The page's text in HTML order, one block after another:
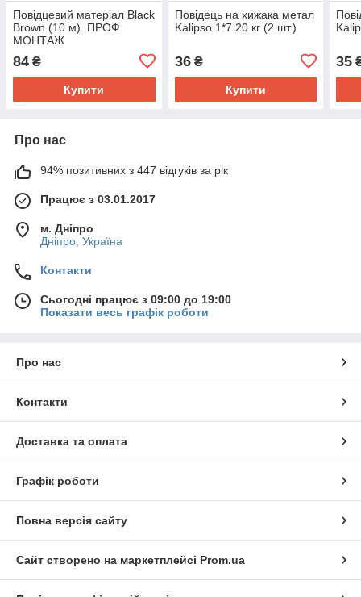
Повідцевий матеріал Black
Brown (10 м). ПРОФ
МОНТАЖ
84 ₴
Купити
Повідець на хижака метал
Kalipso 1*7 20 кг (2 шт.)
36₴
Купити
35
Про нас
94% позитивних з 447 відгуків за рік
Працює з 03.01.2017
м. Дніпро
Дніпро, Україна
Контакти
Сьогодні працює з 09:00 до 19:00
Показати весь графік роботи
Про нас
Контакти
Доставка та оплата
Графік роботи
Повна версія сайту
Сайт створено на маркетплейсі Prom.ua